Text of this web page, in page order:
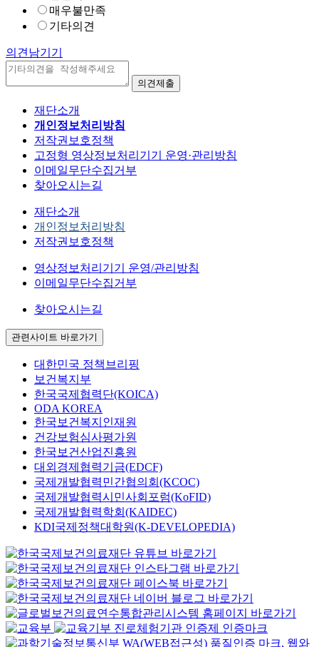
매우불만족
기타의견
의견남기기
재단소개
개인정보처리방침
저작권보호정책
고정형 영상정보처리기기 운영·관리방침
이메일무단수집거부
찾아오시는길
재단소개
개인정보처리방침
저작권보호정책
영상정보처리기기 운영/관리방침
이메일무단수집거부
찾아오시는길
관련사이트 바로가기
대한민국 정책브리핑
보건복지부
한국국제협력단(KOICA)
ODA KOREA
한국보건복지인재원
건강보험심사평가원
한국보건산업진흥원
대외경제협력기금(EDCF)
국제개발협력민간협의회(KCOC)
국제개발협력시민사회포럼(KoFID)
국제개발협력학회(KAIDEC)
KDI국제정책대학원(K-DEVELOPEDIA)